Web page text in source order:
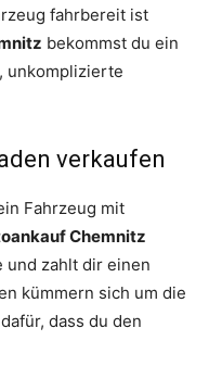
fahrbereit ist
bekommst du ein
unkomplizierte
verkaufen
Fahrzeug mit
Chemnitz
und zahlt dir einen
kümmern sich um die
dass du den